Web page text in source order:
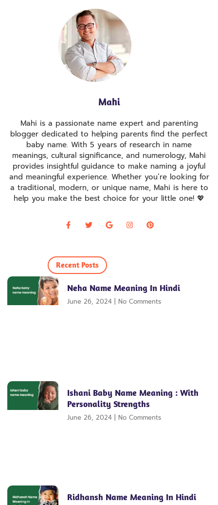
Mahi
Mahi is a passionate name expert and parenting
blogger dedicated to helping parents find the perfect
baby name. With 5 years of research in name
meanings, cultural significance, and numerology, Mahi
provides insightful guidance to make naming a joyful
and meaningful experience. Whether you’re looking for
a traditional, modern, or unique name, Mahi is here to
help you make the best choice for your little one! 💖
Recent Posts
Neha Name Meaning In Hindi
June 26, 2024 No Comments
Ishani Baby Name Meaning : With
Personality Strengths
June 26, 2024 No Comments
Ridhansh Name Meaning In Hindi